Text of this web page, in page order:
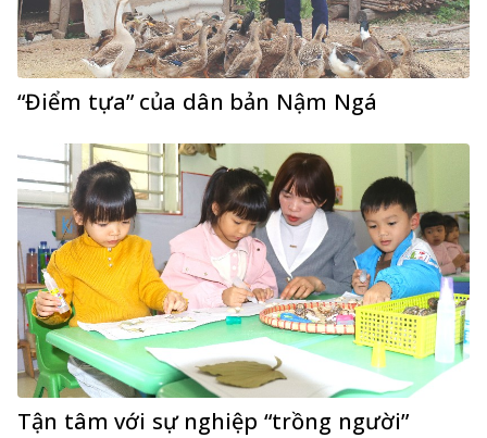
“Điểm tựa” của dân bản Nậm Ngá
Tận tâm với sự nghiệp “trồng người”